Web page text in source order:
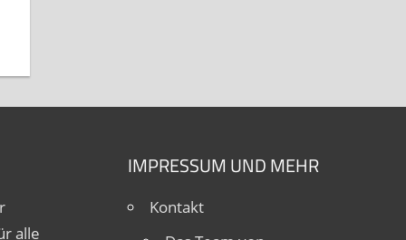
alle
IMPRESSUM UND MEHR
Kontakt